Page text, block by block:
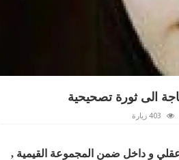
الى ثورة تصحيحية
403 زيارة
و داخل ضمن المجموعة القيمية ,